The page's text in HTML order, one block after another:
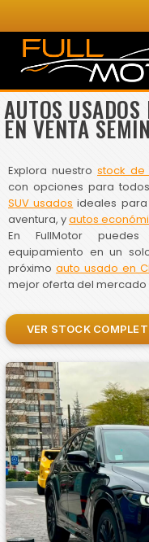
AUTOS
EN VENTA
Explora nuestro stock de
con opciones para
SUV usados ideales
aventura, yautos
En FullMotor
equipamiento en un
próximoauto usado en
mejor oferta del mercado
VER STOCK